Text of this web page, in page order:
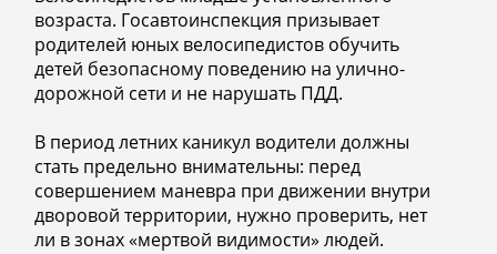
возраста. Госавтоинспекция призывает
родителей юных велосипедистов обучить
детей безопасному поведению на улично-
дорожной сети и не нарушать ПДД.
В период летних каникул водители должны
стать предельно внимательны: перед
совершением маневра при движении внутри
дворовой территории, нужно проверить, нет
ли в зонах «мертвой видимости» людей.